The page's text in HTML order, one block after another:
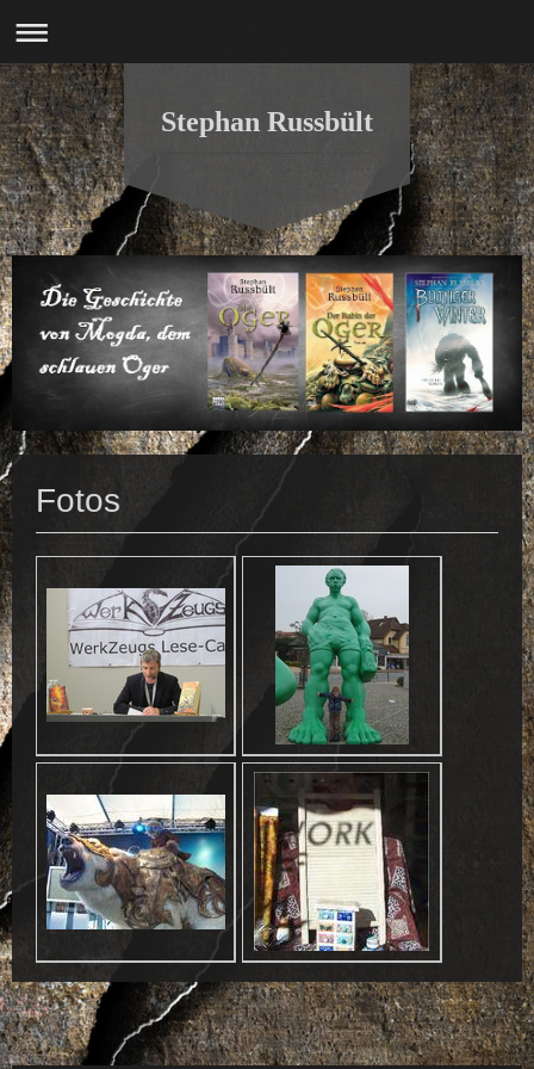
Stephan Russbült
Fotos